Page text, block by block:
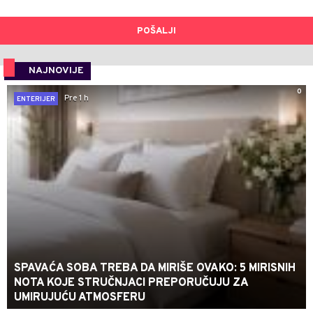
POŠALJI
NAJNOVIJE
0
ENTERIJER
Pre 1 h
SPAVAĆA SOBA TREBA DA MIRIŠE OVAKO: 5 MIRISNIH
NOTA KOJE STRUČNJACI PREPORUČUJU ZA
UMIRUJUĆU ATMOSFERU